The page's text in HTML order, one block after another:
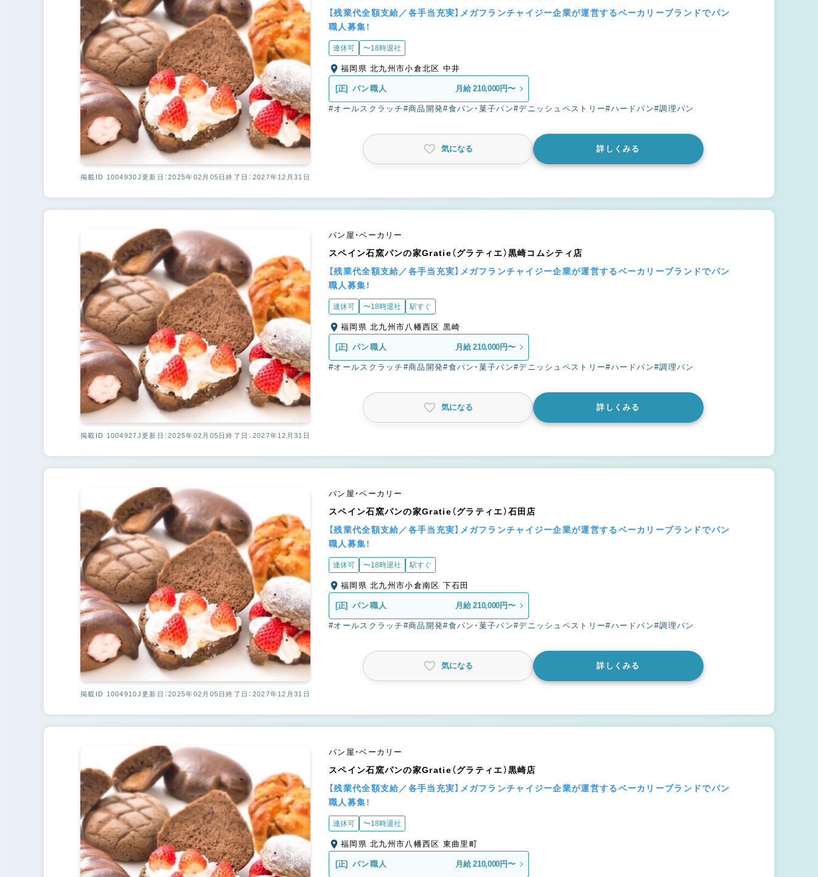
【残業代全額支給／各手当充実】メガフランチャイジー企業が運営するベーカリーブランドでパン
職人募集！
連休可 〜18時退社
福岡県 北九州市小倉北区 中井
[正] パン職人 月給 210,000円〜
#オールスクラッチ #商品開発#食パン・菓子パン#デニッシュペストリー#ハードパン#調理パン
気になる 詳しくみる
掲載ID 1004930J更新日：2025年02月05日終了日：2027年12月31日
パン屋・ベーカリー
スペイン石窯パンの家Gratie（グラティエ）黒崎コムシティ店
【残業代全額支給／各手当充実】メガフランチャイジー企業が運営するベーカリーブランドでパン
職人募集！
連休可 〜18時退社 駅すぐ
福岡県 北九州市八幡西区 黒崎
[正] パン職人 月給 210,000円〜
#オールスクラッチ #商品開発#食パン・菓子パン#デニッシュペストリー#ハードパン#調理パン
気になる 詳しくみる
掲載ID 1004927J更新日：2025年02月05日終了日：2027年12月31日
パン屋・ベーカリー
スペイン石窯パンの家Gratie（グラティエ）石田店
【残業代全額支給／各手当充実】メガフランチャイジー企業が運営するベーカリーブランドでパン
職人募集！
連休可 〜18時退社 駅すぐ
福岡県 北九州市小倉南区 下石田
[正] パン職人 月給 210,000円〜
#オールスクラッチ #商品開発#食パン・菓子パン#デニッシュペストリー#ハードパン#調理パン
気になる 詳しくみる
掲載ID 1004910J更新日：2025年02月05日終了日：2027年12月31日
パン屋・ベーカリー
スペイン石窯パンの家Gratie（グラティエ）黒崎店
【残業代全額支給／各手当充実】メガフランチャイジー企業が運営するベーカリーブランドでパン
職人募集！
連休可 〜18時退社
福岡県 北九州市八幡西区 東曲里町
[正] パン職人 月給 210,000円〜